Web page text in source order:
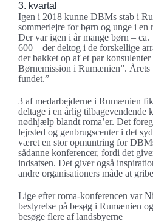
3. kvartal
Igen i 2018 kunne DBMs stab i
sommerlejre for børn og unge i en
Der var igen i år mange børn – ca.
600 – der deltog i de forskellige
der bakket op af et par
Børnemission i Rumænien”. Årets
fundet.”
3 af medarbejderne i Rumænien
deltage i en årlig tilbagevendende
nødhjælp blandt roma’er. Det
lejrsted og genbrugscenter i det
været en stor opmuntring for
sådanne konferencer, fordi det
indsatsen. Det giver også
andre organisationers måde at
Lige efter roma-konferencen var
bestyrelse på besøg i Rumænien
besøge flere af landsbyerne